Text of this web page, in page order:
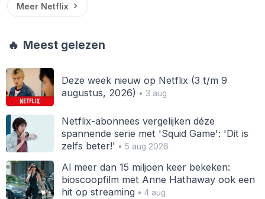
Meer Netflix
🔥 Meest gelezen
Deze week nieuw op Netflix (3 t/m 9
augustus, 2026) • 3 aug
Netflix-abonnees vergelijken déze
spannende serie met 'Squid Game': 'Dit is
zelfs beter!' • 5 aug 2026
Al meer dan 15 miljoen keer bekeken:
bioscoopfilm met Anne Hathaway ook een
hit op streaming• 4 aug